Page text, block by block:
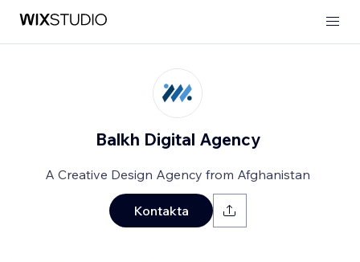
Balkh Digital Agency
A Creative Design Agency from Afghanistan
Kontakta